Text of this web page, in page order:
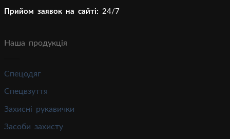
Прийом заявок на сайті: 24/7
Наша продукція
Спецодяг
Спецвзуття
Захисні рукавички
Засоби захисту